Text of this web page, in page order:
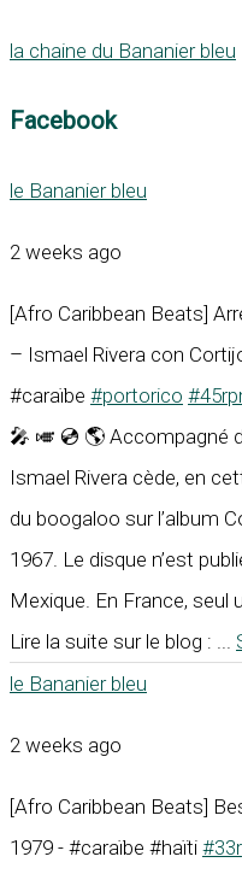
la chaine du Bananier bleu
Facebook
le Bananier bleu
2 weeks ago
[Afro Caribbean Beats]
– Ismael Rivera con
#caraïbe #portorico
🎤 🎺 💿 🌎 Accompagné
Ismael Rivera cède, en
du boogaloo sur l’album
1967. Le disque n’est
Mexique. En France, seul
Lire la suite sur le blog : ...
le Bananier bleu
2 weeks ago
[Afro Caribbean Beats]
1979 - #caraïbe #haïti